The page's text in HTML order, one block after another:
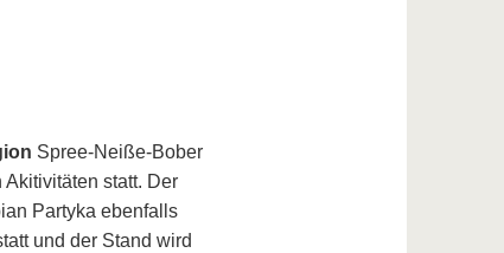
Spree-Neiße-Bober
statt. Der
Partyka ebenfalls
und der Stand wird